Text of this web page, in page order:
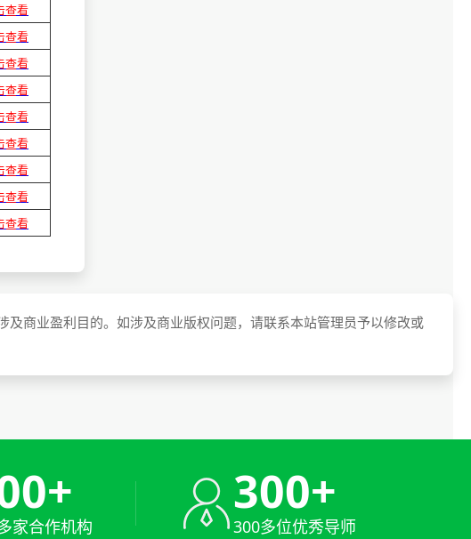
查看
查看
查看
查看
查看
查看
查看
查看
查看
商业盈利目的。如涉及商业版权问题，请联系本站管理员予以修改或
家合作机构
300+
300多位优秀导师